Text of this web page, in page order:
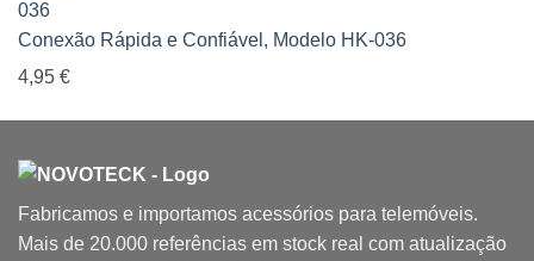
Conexão Rápida e Confiável, Modelo HK-036
4,95 €
Fabricamos e importamos acessórios para telemóveis.
Mais de 20.000 referências em stock real com atualização